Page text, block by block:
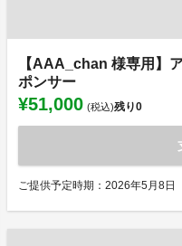
【AAA_chan 様専用】
ポンサー
¥51,000 (税込)残り0
ご提供予定時期：2026年5月8日